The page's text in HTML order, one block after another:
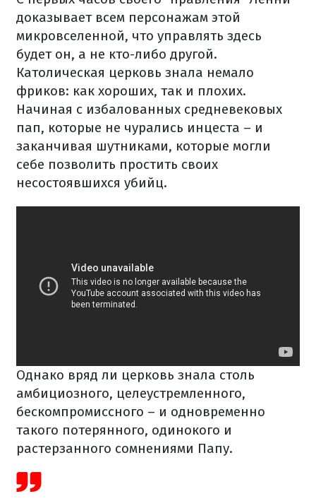
доказывает всем персонажам этой
микровселенной, что управлять здесь
будет он, а не кто-либо другой.
Католическая церковь знала немало
фриков: как хороших, так и плохих.
Начиная с избалованных средневековых
пап, которые не чурались инцеста – и
заканчивая шутниками, которые могли
себе позволить простить своих
несостоявшихся убийц.
Однако вряд ли церковь знала столь
амбициозного, целеустремленного,
бескомпромиссного – и одновременно
такого потерянного, одинокого и
растерзанного сомнениями Папу.